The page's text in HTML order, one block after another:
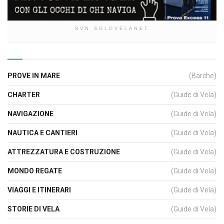
SVN SOLOVELANET
PROVE IN MARE (Barche)
CHARTER (Guide di Vela)
NAVIGAZIONE (Guide di Vela)
NAUTICA E CANTIERI (Guide di Vela)
ATTREZZATURA E COSTRUZIONE (Guide di Vela)
MONDO REGATE (Guide di Vela)
VIAGGI E ITINERARI (Guide di Vela)
STORIE DI VELA (Guide di Vela)